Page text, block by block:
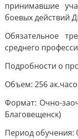
принимавшие
боевых действий
Обязательное
среднего
Подробности о
Объем: 256
Формат: Очно-
Благовещенск)
Период обучения: